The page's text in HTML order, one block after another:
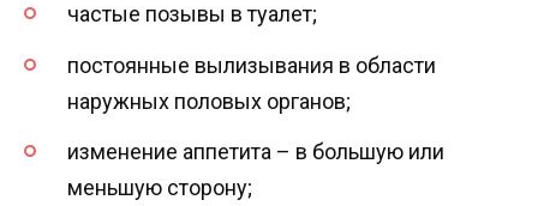
частые позывы в туалет;
постоянные вылизывания в области
наружных половых органов;
изменение аппетита – в большую или
меньшую сторону;